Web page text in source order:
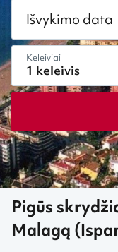
Išvykimo data
Keleiviai
Pigūs
Malagą